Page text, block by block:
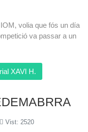
volia que fós un día
va passar a un
XAVI H.
Vist: 2520